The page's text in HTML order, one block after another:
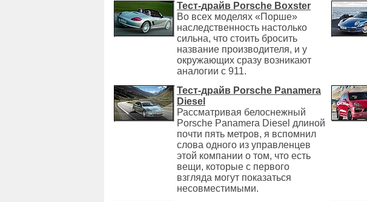
Тест-драйв Porsche Boxster
Во всех моделях «Порше»
наследственность настолько
сильна, что стоить бросить
название производителя, и у
окружающих сразу возникают
аналогии с 911.
Тест-драйв Porsche Panamera
Diesel
Рассматривая белоснежный
Porsche Panamera Diesel длиной
почти пять метров, я вспомнил
слова одного из управленцев
этой компании о том, что есть
вещи, которые с первого
взгляда могут показаться
несовместимыми.